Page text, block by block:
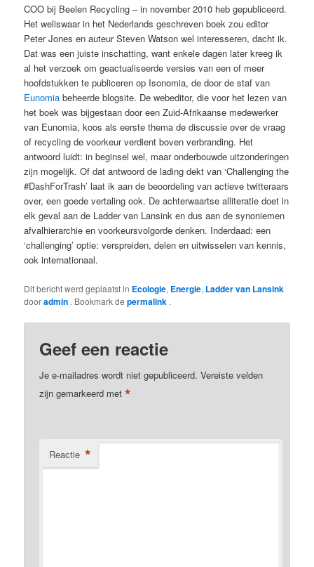
COO bij Beelen Recycling – in november 2010 heb gepubliceerd.
Het weliswaar in het Nederlands geschreven boek zou editor
Peter Jones en auteur Steven Watson wel interesseren, dacht ik.
Dat was een juiste inschatting, want enkele dagen later kreeg ik
al het verzoek om geactualiseerde versies van een of meer
hoofdstukken te publiceren op Isonomia, de door de staf van
Eunomia beheerde blogsite. De webeditor, die voor het lezen van
het boek was bijgestaan door een Zuid-Afrikaanse medewerker
van Eunomia, koos als eerste thema de discussie over de vraag
of recycling de voorkeur verdient boven verbranding. Het
antwoord luidt: in beginsel wel, maar onderbouwde uitzonderingen
zijn mogelijk. Of dat antwoord de lading dekt van ‘Challenging the
#DashForTrash’ laat ik aan de beoordeling van actieve twitteraars
over, een goede vertaling ook. De achterwaartse alliteratie doet in
elk geval aan de Ladder van Lansink en dus aan de synoniemen
afvalhierarchie en voorkeursvolgorde denken. Inderdaad: een
‘challenging’ optie: verspreiden, delen en uitwisselen van kennis,
ook internationaal.
Dit bericht werd geplaatst in Ecologie, Energie, Ladder van Lansink
dooradmin . Bookmark depermalink .
Geef een reactie
Je e-mailadres wordt niet gepubliceerd. Vereiste velden
zijn gemarkeerd met*
Reactie *